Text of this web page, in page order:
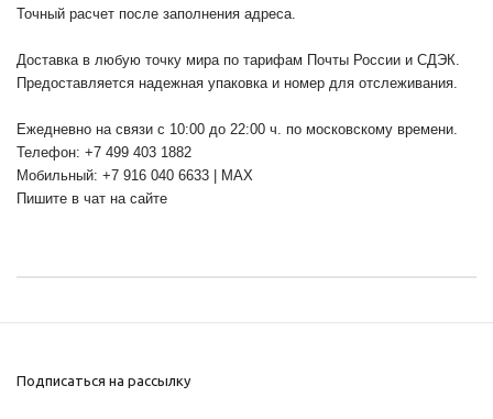
Точный расчет после заполнения адреса.
Доставка в любую точку мира по тарифам Почты России и СДЭК.
Предоставляется надежная упаковка и номер для отслеживания.
Ежедневно на связи с 10:00 до 22:00 ч. по московскому времени.
Телефон: +7 499 403 1882
Мобильный: +7 916 040 6633 | MAX
Пишите в чат на сайте
Подписаться на рассылку